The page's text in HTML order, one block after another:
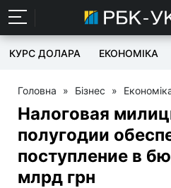
КУРС ДОЛАРА ЕКОНОМІКА
Головна » Бізнес »
Налоговая
полугодии
поступление в
млрд грн